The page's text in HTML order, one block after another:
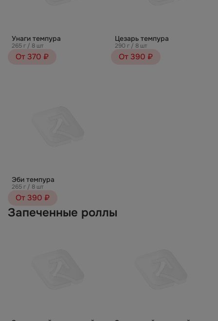
Унаги темпура
265 г / 8 шт
От 370 ₽
Цезарь темпура
290 г / 8 шт
От 390 ₽
Эби темпура
265 г / 8 шт
От 390 ₽
Запеченные роллы